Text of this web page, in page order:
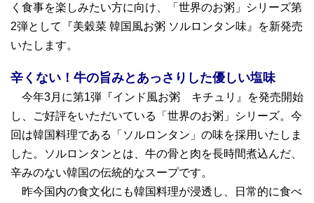
く食事を楽しみたい方に向け、「世界のお粥」シリーズ第
2弾として『美穀菜 韓国風お粥 ソルロンタン味』を新発売
いたします。
辛くない！牛の旨みとあっさりした優しい塩味
今年3月に第1弾『インド風お粥 キチュリ』を発売開始
し、ご好評をいただいている「世界のお粥」シリーズ。今
回は韓国料理である「ソルロンタン」の味を採用いたしま
した。ソルロンタンとは、牛の骨と肉を長時間煮込んだ、
辛みのない韓国の伝統的なスープです。
昨今国内の食文化にも韓国料理が浸透し、日常的に食べ